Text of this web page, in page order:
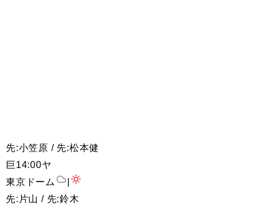
先:小笠原 / 先:松本健
巨14:00ヤ
東京ドーム
先:片山 / 先:鈴木